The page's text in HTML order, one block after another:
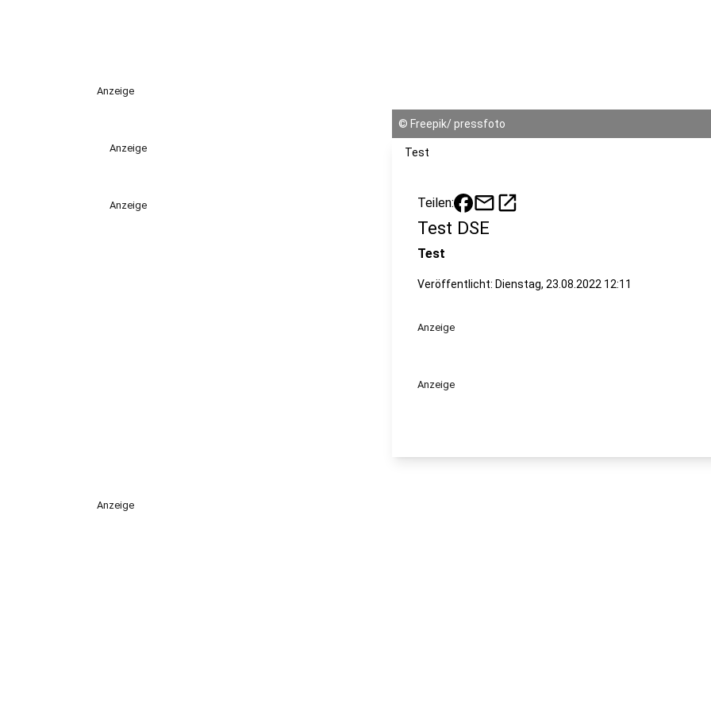
Anzeige
Anzeige
Anzeige
© Freepik/ pressfoto
Test
Teilen: mailopen_in_new
Test DSE
Test
Veröffentlicht: Dienstag, 23.08.2022 12:11
Anzeige
Anzeige
Anzeige